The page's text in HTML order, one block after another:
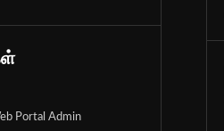
Portal Admin